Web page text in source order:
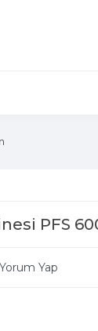
PFS
Yorum Yap